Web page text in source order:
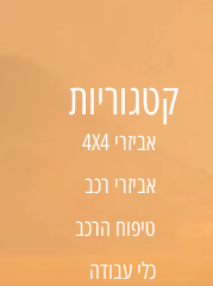
קטגוריות
אביזרי 4X4
אביזרי רכב
טיפוח הרכב
כלי עבודה